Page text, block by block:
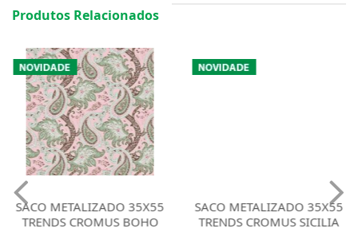
Produtos Relacionados
SACO METALIZADO 35X55
TRENDS CROMUS BOHO
SACO METALIZADO 35X55
TRENDS CROMUS SICILIA